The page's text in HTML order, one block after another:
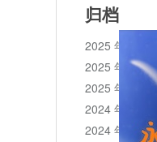
归档
2025 年 11 月
2025 年 10 月
2025 年 1 月
2024 年 12 月
2024 年 11 月